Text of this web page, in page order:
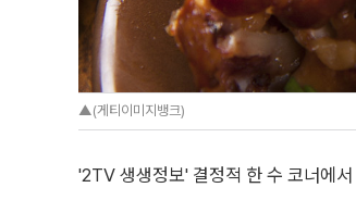
▲(게티이미지뱅크)
'2TV 생생정보' 결정적 한 수 코